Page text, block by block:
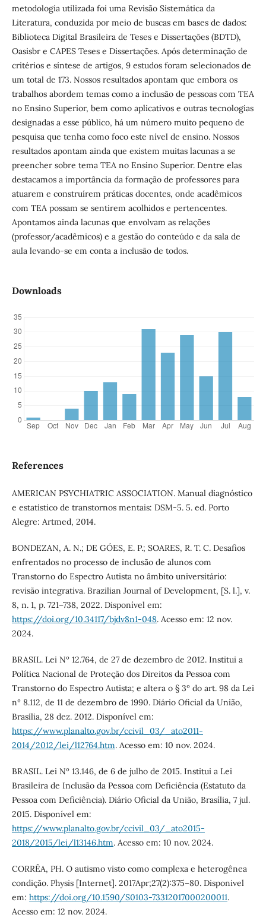
metodologia utilizada foi uma Revisão Sistemática da
Literatura, conduzida por meio de buscas em bases de dados:
Biblioteca Digital Brasileira de Teses e Dissertações (BDTD),
Oasisbr e CAPES Teses e Dissertações. Após determinação de
critérios e síntese de artigos, 9 estudos foram selecionados de
um total de 173. Nossos resultados apontam que embora os
trabalhos abordem temas como a inclusão de pessoas com TEA
no Ensino Superior, bem como aplicativos e outras tecnologias
designadas a esse público, há um número muito pequeno de
pesquisa que tenha como foco este nível de ensino. Nossos
resultados apontam ainda que existem muitas lacunas a se
preencher sobre tema TEA no Ensino Superior. Dentre elas
destacamos a importância da formação de professores para
atuarem e construírem práticas docentes, onde acadêmicos
com TEA possam se sentirem acolhidos e pertencentes.
Apontamos ainda lacunas que envolvam as relações
(professor/acadêmicos) e a gestão do conteúdo e da sala de
aula levando-se em conta a inclusão de todos.
Downloads
References
AMERICAN PSYCHIATRIC ASSOCIATION. Manual diagnóstico
e estatístico de transtornos mentais: DSM-5. 5. ed. Porto
Alegre: Artmed, 2014.
BONDEZAN, A. N.; DE GÓES, E. P.; SOARES, R. T. C. Desafios
enfrentados no processo de inclusão de alunos com
Transtorno do Espectro Autista no âmbito universitário:
revisão integrativa. Brazilian Journal of Development, [S. l.], v.
8, n. 1, p. 721–738, 2022. Disponível em:
https://doi.org/10.34117/bjdv8n1-048. Acesso em: 12 nov.
2024.
BRASIL. Lei Nº 12.764, de 27 de dezembro de 2012. Institui a
Política Nacional de Proteção dos Direitos da Pessoa com
Transtorno do Espectro Autista; e altera o § 3º do art. 98 da Lei
nº 8.112, de 11 de dezembro de 1990. Diário Oficial da União,
Brasília, 28 dez. 2012. Disponível em:
https://www.planalto.gov.br/ccivil_03/_ato2011-
2014/2012/lei/l12764.htm. Acesso em: 10 nov. 2024.
BRASIL. Lei Nº 13.146, de 6 de julho de 2015. Institui a Lei
Brasileira de Inclusão da Pessoa com Deficiência (Estatuto da
Pessoa com Deficiência). Diário Oficial da União, Brasília, 7 jul.
2015. Disponível em:
https://www.planalto.gov.br/ccivil_03/_ato2015-
2018/2015/lei/l13146.htm. Acesso em: 10 nov. 2024.
CORRÊA, PH. O autismo visto como complexa e heterogênea
condição. Physis [Internet]. 2017Apr;27(2):375–80. Disponivel
em: https://doi.org/10.1590/S0103-73312017000200011.
Acesso em: 12 nov. 2024.